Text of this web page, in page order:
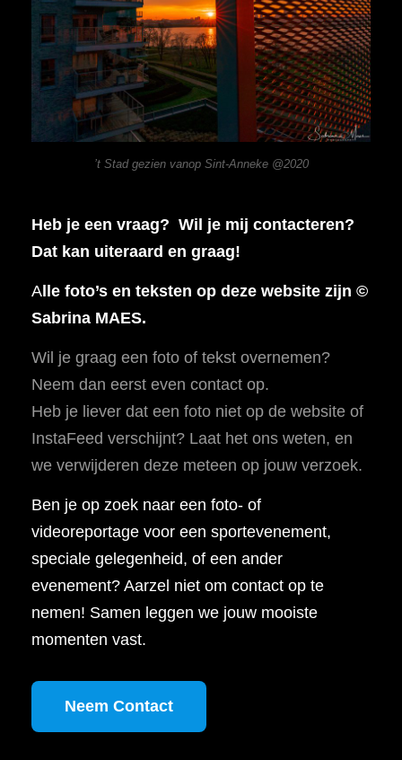
’t Stad gezien vanop Sint-Anneke @2020
Heb je een vraag? Wil je mij contacteren?
Dat kan uiteraard en graag!
Alle foto’s en teksten op deze website zijn ©
Sabrina MAES.
Wil je graag een foto of tekst overnemen?
Neem dan eerst even contact op.
Heb je liever dat een foto niet op de website of
InstaFeed verschijnt? Laat het ons weten, en
we verwijderen deze meteen op jouw verzoek.
Ben je op zoek naar een foto- of
videoreportage voor een sportevenement,
speciale gelegenheid, of een ander
evenement? Aarzel niet om contact op te
nemen! Samen leggen we jouw mooiste
momenten vast.
Neem Contact